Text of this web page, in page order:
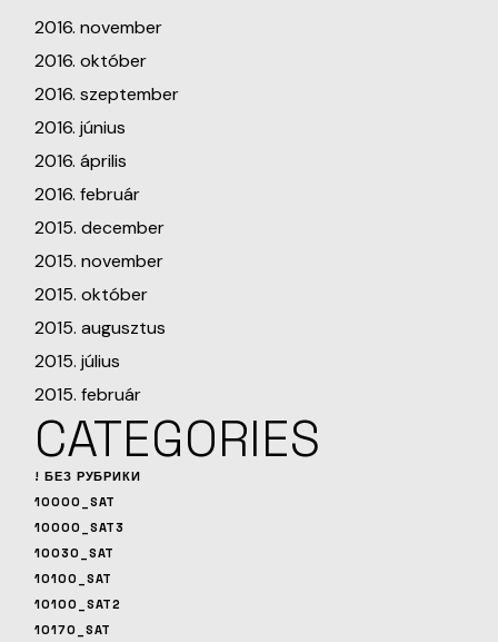
2016. november
2016. október
2016. szeptember
2016. június
2016. április
2016. február
2015. december
2015. november
2015. október
2015. augusztus
2015. július
2015. február
CATEGORIES
! БЕЗ РУБРИКИ
10000_SAT
10000_SAT3
10030_SAT
10100_SAT
10100_SAT2
10170_SAT